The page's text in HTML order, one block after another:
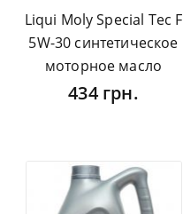
Liqui Moly Special Tec F
5W-30 синтетическое
моторное масло
434 грн.